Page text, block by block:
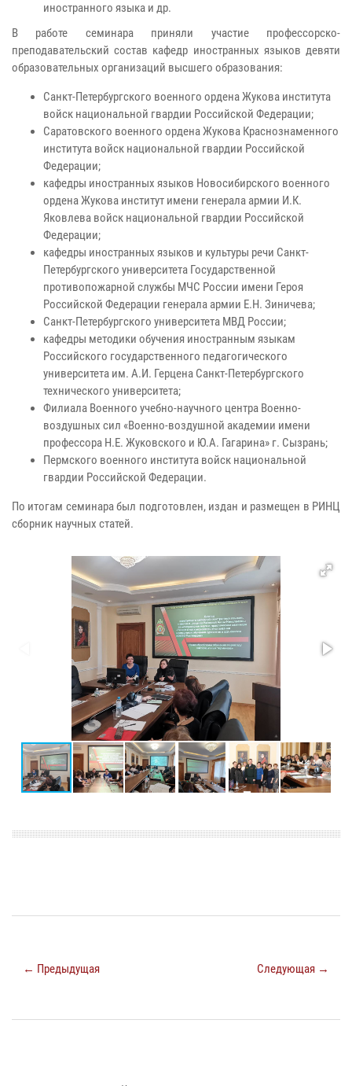
иностранного языка и др.
В работе семинара приняли участие профессорско-
преподавательский состав кафедр иностранных языков девяти
образовательных организаций высшего образования:
Санкт-Петербургского военного ордена Жукова института
войск национальной гвардии Российской Федерации;
Саратовского военного ордена Жукова Краснознаменного
института войск национальной гвардии Российской
Федерации;
кафедры иностранных языков Новосибирского военного
ордена Жукова институт имени генерала армии И.К.
Яковлева войск национальной гвардии Российской
Федерации;
кафедры иностранных языков и культуры речи Санкт-
Петербургского университета Государственной
противопожарной службы МЧС России имени Героя
Российской Федерации генерала армии Е.Н. Зиничева;
Санкт-Петербургского университета МВД России;
кафедры методики обучения иностранным языкам
Российского государственного педагогического
университета им. А.И. Герцена Санкт-Петербургского
технического университета;
Филиала Военного учебно-научного центра Военно-
воздушных сил «Военно-воздушной академии имени
профессора Н.Е. Жуковского и Ю.А. Гагарина» г. Сызрань;
Пермского военного института войск национальной
гвардии Российской Федерации.
По итогам семинара был подготовлен, издан и размещен в РИНЦ
сборник научных статей.
← Предыдущая Следующая →